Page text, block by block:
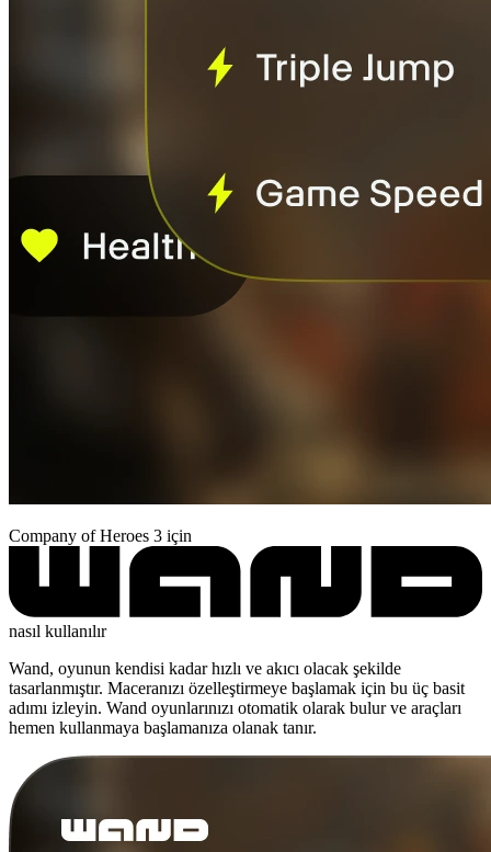
Company of Heroes 3 için
nasıl kullanılır
Wand, oyunun kendisi kadar hızlı ve akıcı olacak şekilde
tasarlanmıştır. Maceranızı özelleştirmeye başlamak için bu üç basit
adımı izleyin. Wand oyunlarınızı otomatik olarak bulur ve araçları
hemen kullanmaya başlamanıza olanak tanır.